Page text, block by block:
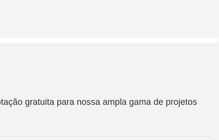
gratuita para nossa ampla gama de projetos